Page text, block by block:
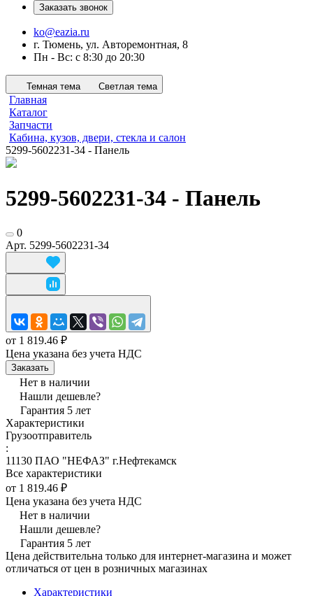
Заказать звонок
ko@eazia.ru
г. Тюмень, ул. Авторемонтная, 8
Пн - Вс: с 8:30 до 20:30
Темная тема Светлая тема
Главная
Каталог
Запчасти
Кабина, кузов, двери, стекла и салон
5299-5602231-34 - Панель
5299-5602231-34 - Панель
0
Арт. 5299-5602231-34
от 1 819.46 ₽
Цена указана без учета НДС
Заказать
Нет в наличии
Нашли дешевле?
Гарантия 5 лет
Характеристики
Грузоотправитель
:
11130 ПАО "НЕФАЗ" г.Нефтекамск
Все характеристики
от 1 819.46 ₽
Цена указана без учета НДС
Нет в наличии
Нашли дешевле?
Гарантия 5 лет
Цена действительна только для интернет-магазина и может
отличаться от цен в розничных магазинах
Характеристики